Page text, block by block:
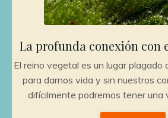
La profunda conexión con
El reino vegetal es un lugar plagado
para darnos vida y sin nuestros
difícilmente podremos tener una